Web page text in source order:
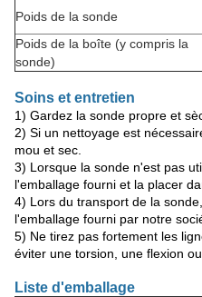
Poids de la sonde
Poids de la boîte (y compris la
sonde)
Soins et entretien
1) Gardez la sonde propre et
2) Si un nettoyage est
mou et sec.
3) Lorsque la sonde n'est pas
l'emballage fourni et la placer
4) Lors du transport de la
l'emballage fourni par notre
5) Ne tirez pas fortement les
éviter une torsion, une flexion
Liste d'emballage